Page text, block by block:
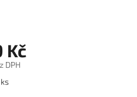
Kč
DPH